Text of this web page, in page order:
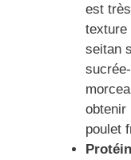
est
texture
seitan
obtenir
poulet